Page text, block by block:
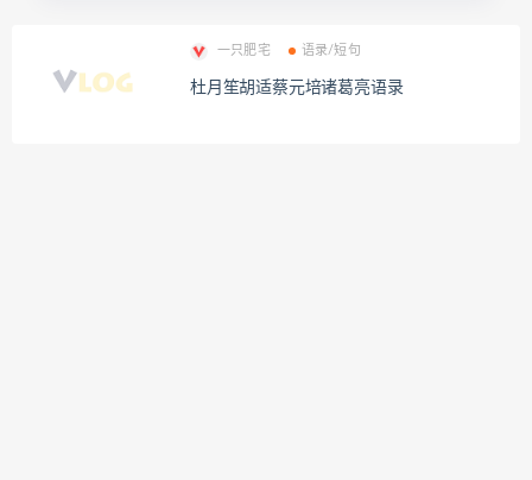
一只肥宅 语录/短句
杜月笙胡适蔡元培诸葛亮语录